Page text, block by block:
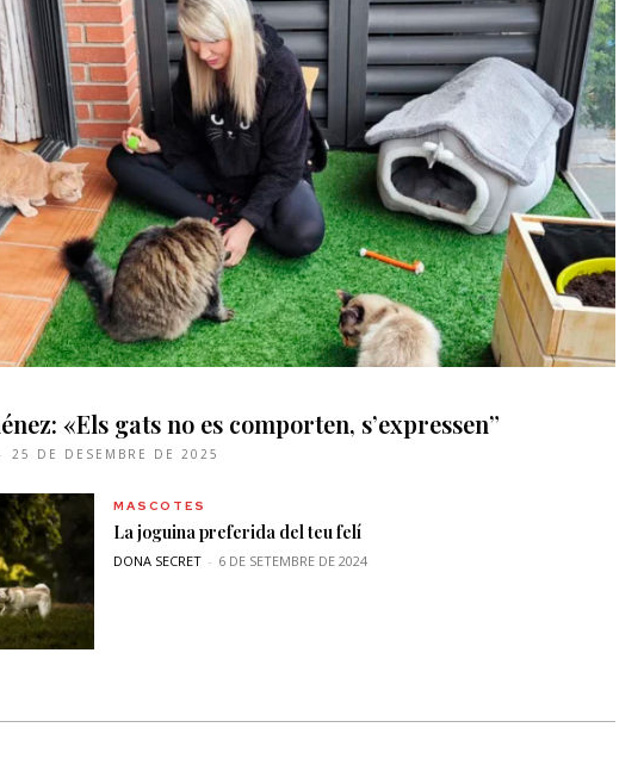
«Els gats no es comporten, s’expressen”
- 25 DE DESEMBRE DE 2025
MASCOTES
La joguina preferida del teu felí
DONA SECRET - 6 DE SETEMBRE DE 2024